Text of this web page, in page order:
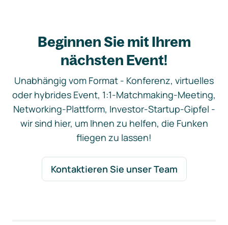
Beginnen Sie mit Ihrem
nächsten Event!
Unabhängig vom Format - Konferenz, virtuelles
oder hybrides Event, 1:1-Matchmaking-Meeting,
Networking-Plattform, Investor-Startup-Gipfel -
wir sind hier, um Ihnen zu helfen, die Funken
fliegen zu lassen!
Kontaktieren Sie unser Team